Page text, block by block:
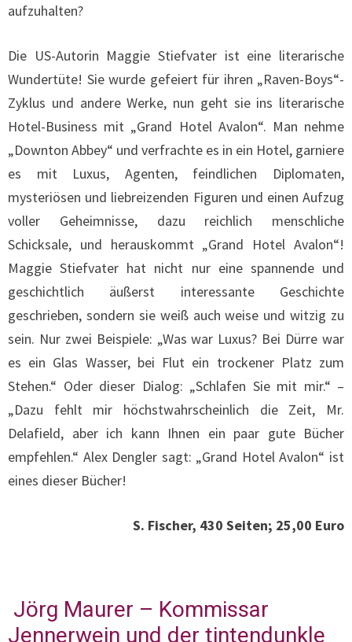
aufzuhalten?
Die US-Autorin Maggie Stiefvater ist eine literarische
Wundertüte! Sie wurde gefeiert für ihren „Raven-Boys“-
Zyklus und andere Werke, nun geht sie ins literarische
Hotel-Business mit „Grand Hotel Avalon“. Man nehme
„Downton Abbey“ und verfrachte es in ein Hotel, garniere
es mit Luxus, Agenten, feindlichen Diplomaten,
mysteriösen und liebreizenden Figuren und einen Aufzug
voller Geheimnisse, dazu reichlich menschliche
Schicksale, und herauskommt „Grand Hotel Avalon“!
Maggie Stiefvater hat nicht nur eine spannende und
geschichtlich äußerst interessante Geschichte
geschrieben, sondern sie weiß auch weise und witzig zu
sein. Nur zwei Beispiele: „Was war Luxus? Bei Dürre war
es ein Glas Wasser, bei Flut ein trockener Platz zum
Stehen.“ Oder dieser Dialog: „Schlafen Sie mit mir.“ –
„Dazu fehlt mir höchstwahrscheinlich die Zeit, Mr.
Delafield, aber ich kann Ihnen ein paar gute Bücher
empfehlen.“ Alex Dengler sagt: „Grand Hotel Avalon“ ist
eines dieser Bücher!
S. Fischer, 430 Seiten; 25,00 Euro
Jörg Maurer – Kommissar
Jennerwein und der tintendunkle